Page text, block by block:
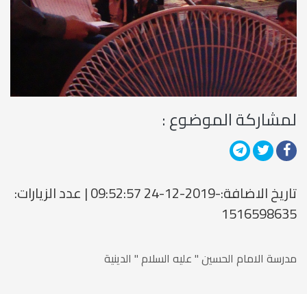
لمشاركة الموضوع :
تاريخ الاضافة:-2019-12-24 09:52:57 | عدد الزيارات:
1516598635
مدرسة الامام الحسين " عليه السلام " الدينية